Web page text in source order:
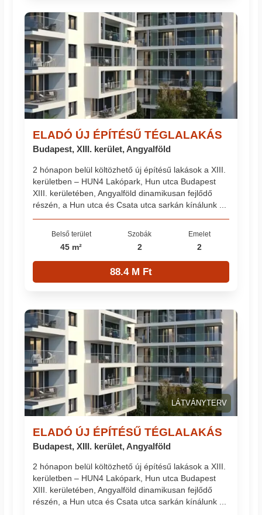
ELADÓ ÚJ ÉPÍTÉSŰ TÉGLALAKÁS
Budapest, XIII. kerület, Angyalföld
2 hónapon belül költözhető új építésű lakások a XIII.
kerületben – HUN4 Lakópark, Hun utca Budapest
XIII. kerületében, Angyalföld dinamikusan fejlődő
részén, a Hun utca és Csata utca sarkán kínálunk ...
Belső terület
45 m²
Szobák
2
Emelet
2
88.4 M Ft
LÁTVÁNYTERV
ELADÓ ÚJ ÉPÍTÉSŰ TÉGLALAKÁS
Budapest, XIII. kerület, Angyalföld
2 hónapon belül költözhető új építésű lakások a XIII.
kerületben – HUN4 Lakópark, Hun utca Budapest
XIII. kerületében, Angyalföld dinamikusan fejlődő
részén, a Hun utca és Csata utca sarkán kínálunk ...